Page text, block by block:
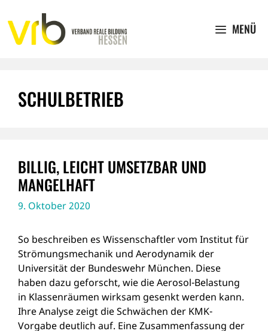
Inhalt
springen
MENÜ
SCHULBETRIEB
BILLIG, LEICHT UMSETZBAR UND
MANGELHAFT
9. Oktober 2020
So beschreiben es Wissenschaftler vom Institut für
Strömungsmechanik und Aerodynamik der
Universität der Bundeswehr München. Diese
haben dazu geforscht, wie die Aerosol-Belastung
in Klassenräumen wirksam gesenkt werden kann.
Ihre Analyse zeigt die Schwächen der KMK-
Vorgabe deutlich auf. Eine Zusammenfassung der